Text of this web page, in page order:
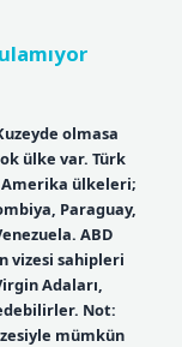
olmasa
ülke var. Türk
Amerika ülkeleri;
Paraguay,
ABD
vizesi sahipleri
Adaları,
Not:
mümkün